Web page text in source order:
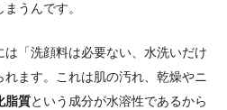
うんです。
「洗顔料は必要ない、水洗いだけ
ます。これは肌の汚れ、乾燥やニ
脂質という成分が水溶性であるから